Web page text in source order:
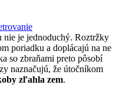
je jednoduchý. Roztržky
poriadku a doplácajú na ne
so zbraňami preto pôsobí
naznačujú, že útočníkom
zľahla zem.